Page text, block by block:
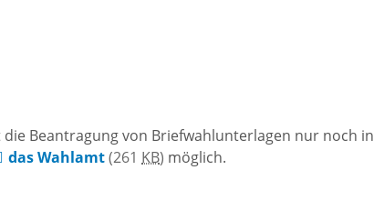
Veranstaltungen
die Beantragung von Briefwahlunterlagen nur noch in
das Wahlamt(261 KB) möglich.